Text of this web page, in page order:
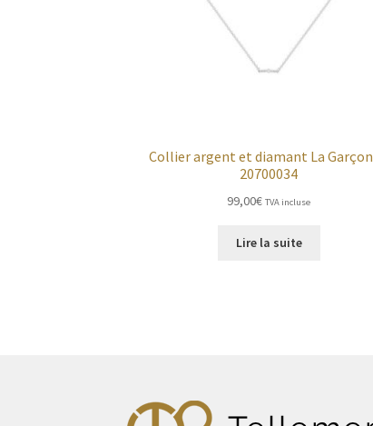
Collier argent et diamant La
20700034
99,00€ TVA incluse
Lire la suite